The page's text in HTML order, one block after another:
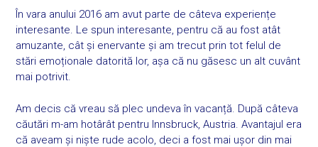
În vara anului 2016 am avut parte de câteva experiențe
interesante. Le spun interesante, pentru că au fost atât
amuzante, cât și enervante și am trecut prin tot felul de
stări emoționale datorită lor, așa că nu găsesc un alt cuvânt
mai potrivit.
Am decis că vreau să plec undeva în vacanță. După câteva
căutări m-am hotârât pentru Innsbruck, Austria. Avantajul era
că aveam și niște rude acolo, deci a fost mai ușor din mai